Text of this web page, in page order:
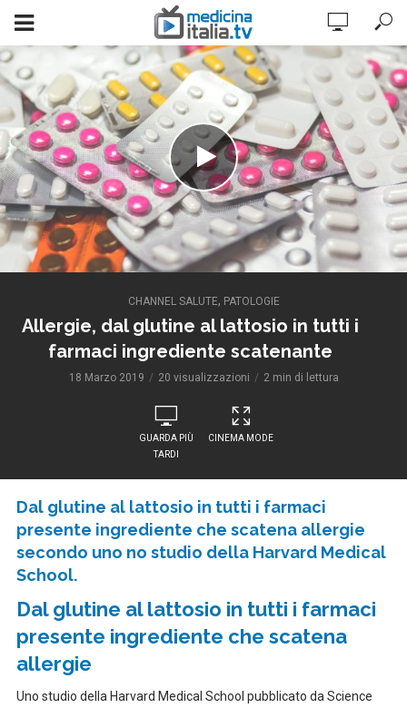
CHANNEL SALUTE, PATOLOGIE
Allergie, dal glutine al lattosio in tutti i
farmaci ingrediente scatenante
18 Marzo 2019 20 visualizzazioni 2 min di lettura
GUARDA PIÙ
TARDI
CINEMA MODE
Dal glutine al lattosio in tutti i farmaci
presente ingrediente che scatena allergie
secondo uno no studio della Harvard Medical
School.
Dal glutine al lattosio in tutti i farmaci
presente ingrediente che scatena
allergie
Uno studio della Harvard Medical School pubblicato da Science